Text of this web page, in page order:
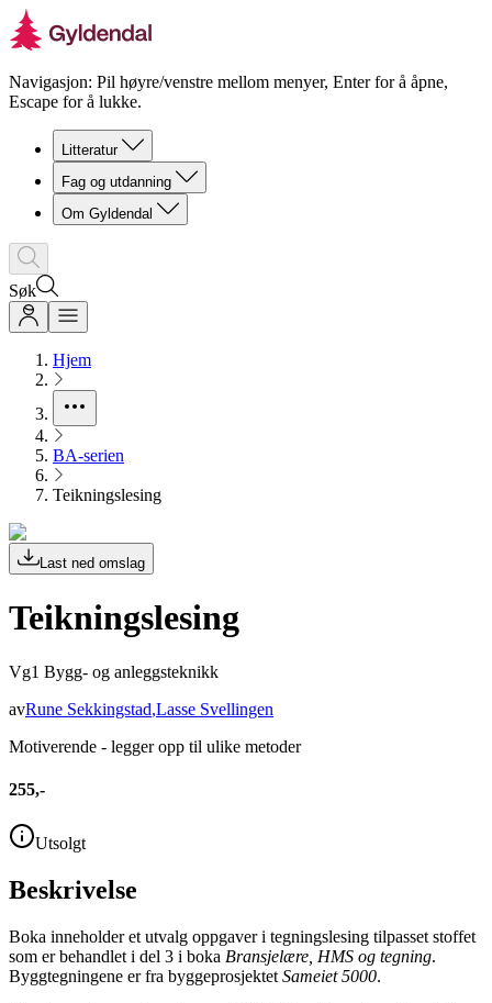
Navigasjon: Pil høyre/venstre mellom menyer, Enter for å åpne,
Escape for å lukke.
Litteratur
Fag og utdanning
Om Gyldendal
Søk
Hjem
BA-serien
Teikningslesing
Last ned omslag
Teikningslesing
Vg1 Bygg- og anleggsteknikk
avRune Sekkingstad,Lasse Svellingen
Motiverende - legger opp til ulike metoder
255,-
Utsolgt
Beskrivelse
Boka inneholder et utvalg oppgaver i tegningslesing tilpasset stoffet
som er behandlet i del 3 i boka Bransjelære, HMS og tegning.
Byggtegningene er fra byggeprosjektet Sameiet 5000.